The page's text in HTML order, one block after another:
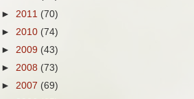
► 2011 (70)
► 2010 (74)
► 2009 (43)
► 2008 (73)
► 2007 (69)